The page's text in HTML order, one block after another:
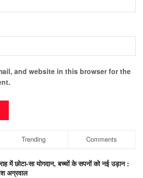
and website in this browser for the
Trending Comments
राह में छोटा-सा योगदान, बच्चों के सपनों को नई उड़ान :
अग्रवाल